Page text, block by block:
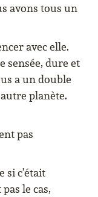
avons tous un
avec elle.
sensée, dure et
a un double
planète.
pas
si c’était
le cas,